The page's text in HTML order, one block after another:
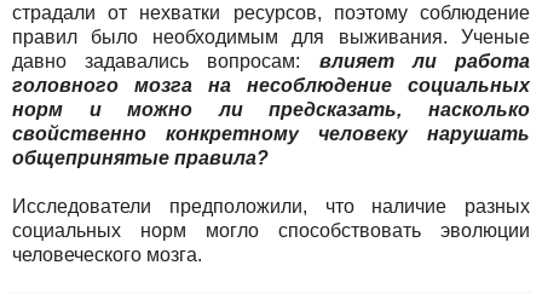
страдали от нехватки ресурсов, поэтому соблюдение
правил было необходимым для выживания. Ученые
давно задавались вопросам: влияет ли работа
головного мозга на несоблюдение социальных
норм и можно ли предсказать, насколько
свойственно конкретному человеку нарушать
общепринятые правила?
Исследователи предположили, что наличие разных
социальных норм могло способствовать эволюции
человеческого мозга.